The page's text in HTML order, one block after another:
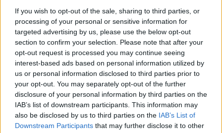
If you wish to opt-out of the sale, sharing to third parties, or
processing of your personal or sensitive information for
targeted advertising by us, please use the below opt-out
section to confirm your selection. Please note that after your
opt-out request is processed you may continue seeing
interest-based ads based on personal information utilized by
us or personal information disclosed to third parties prior to
your opt-out. You may separately opt-out of the further
disclosure of your personal information by third parties on the
IAB’s list of downstream participants. This information may
also be disclosed by us to third parties on the IAB’s List of
Downstream Participants that may further disclose it to other
View this post on Instagram